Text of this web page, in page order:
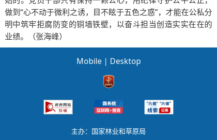
做到“心不动于微利之诱，目不眩于五色之惑”，才能在公私分
明中筑牢拒腐防变的铜墙铁壁，以奋斗担当创造实实在在的
业绩。（张海峰）
Mobile | Desktop
主办：国家林业和草原局